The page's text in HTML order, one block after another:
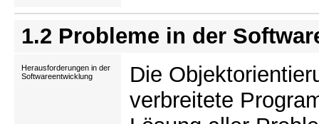
1.2 Probleme in der
Herausforderungen in der
Softwareentwicklung
Die
verbreitete